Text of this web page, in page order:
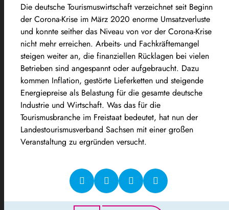
Die deutsche Tourismuswirtschaft verzeichnet seit Beginn
der Corona-Krise im März 2020 enorme Umsatzverluste
und konnte seither das Niveau von vor der Corona-Krise
nicht mehr erreichen. Arbeits- und Fachkräftemangel
steigen weiter an, die finanziellen Rücklagen bei vielen
Betrieben sind angespannt oder aufgebraucht. Dazu
kommen Inflation, gestörte Lieferketten und steigende
Energiepreise als Belastung für die gesamte deutsche
Industrie und Wirtschaft. Was das für die
Tourismusbranche im Freistaat bedeutet, hat nun der
Landestourismusverband Sachsen mit einer großen
Veranstaltung zu ergründen versucht.